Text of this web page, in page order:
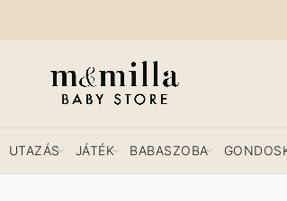
UTAZÁS JÁTÉK BABASZOBA